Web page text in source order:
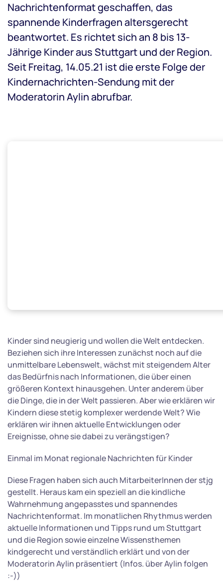
Nachrichtenformat geschaffen, das
spannende Kinderfragen altersgerecht
beantwortet. Es richtet sich an 8 bis 13-
Jährige Kinder aus Stuttgart und der Region.
Seit Freitag, 14.05.21 ist die erste Folge der
Kindernachrichten-Sendung mit der
Moderatorin Aylin abrufbar.
Kinder sind neugierig und wollen die Welt entdecken.
Beziehen sich ihre Interessen zunächst noch auf die
unmittelbare Lebenswelt, wächst mit steigendem Alter
das Bedürfnis nach Informationen, die über einen
größeren Kontext hinausgehen. Unter anderem über
die Dinge, die in der Welt passieren. Aber wie erklären wir
Kindern diese stetig komplexer werdende Welt? Wie
erklären wir ihnen aktuelle Entwicklungen oder
Ereignisse, ohne sie dabei zu verängstigen?
Einmal im Monat regionale Nachrichten für Kinder
Diese Fragen haben sich auch MitarbeiterInnen der stjg
gestellt. Heraus kam ein speziell an die kindliche
Wahrnehmung angepasstes und spannendes
Nachrichtenformat. Im monatlichen Rhythmus werden
aktuelle Informationen und Tipps rund um Stuttgart
und die Region sowie einzelne Wissensthemen
kindgerecht und verständlich erklärt und von der
Moderatorin Aylin präsentiert (Infos. über Aylin folgen
:-))